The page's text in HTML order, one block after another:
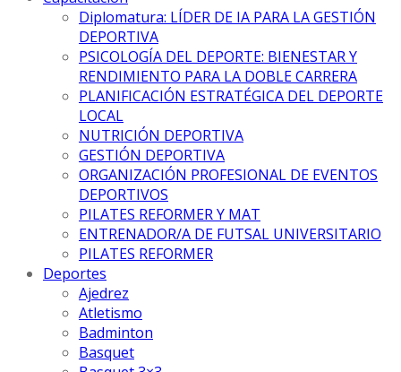
Diplomatura: LÍDER DE IA PARA LA GESTIÓN
DEPORTIVA
PSICOLOGÍA DEL DEPORTE: BIENESTAR Y
RENDIMIENTO PARA LA DOBLE CARRERA
PLANIFICACIÓN ESTRATÉGICA DEL DEPORTE
LOCAL
NUTRICIÓN DEPORTIVA
GESTIÓN DEPORTIVA
ORGANIZACIÓN PROFESIONAL DE EVENTOS
DEPORTIVOS
PILATES REFORMER Y MAT
ENTRENADOR/A DE FUTSAL UNIVERSITARIO
PILATES REFORMER
Deportes
Ajedrez
Atletismo
Badminton
Basquet